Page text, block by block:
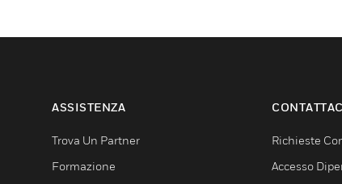
ASSISTENZA
Trova Un Partner
Formazione
Richieste
Accesso